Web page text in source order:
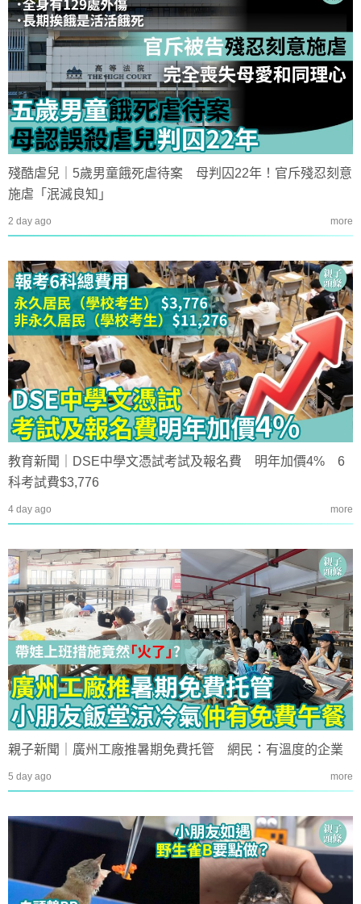
殘酷虐兒｜5歲男童餓死虐待案 母判囚22年！官斥殘忍刻意
施虐「泯滅良知」
2 day ago more
教育新聞｜DSE中學文憑試考試及報名費 明年加價4% 6
科考試費$3,776
4 day ago more
親子新聞｜廣州工廠推暑期免費托管 網民：有溫度的企業
5 day ago more